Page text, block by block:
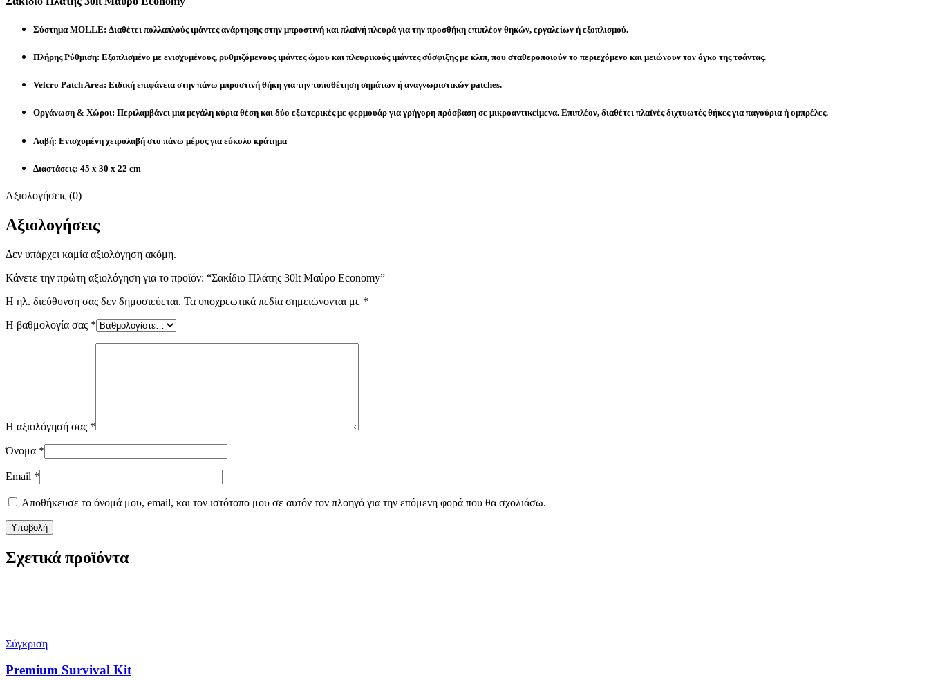
Σύστημα MOLLE: Διαθέτει πολλαπλούς ιμάντες ανάρτησης στην μπροστινή και πλαϊνή πλευρά για την προσθήκη επιπλέον θηκών, εργαλείων ή εξοπλισμού.
Πλήρης Ρύθμιση: Εξοπλισμένο με ενισχυμένους, ρυθμιζόμενους ιμάντες ώμου και πλευρικούς ιμάντες σύσφιξης με κλιπ, που σταθεροποιούν το περιεχόμενο και μειώνουν τον όγκο της τσάντας.
Velcro Patch Area: Ειδική επιφάνεια στην πάνω μπροστινή θήκη για την τοποθέτηση σημάτων ή αναγνωριστικών patches.
Οργάνωση & Χώροι: Περιλαμβάνει μια μεγάλη κύρια θέση και δύο εξωτερικές με φερμουάρ για γρήγορη πρόσβαση σε μικροαντικείμενα. Επιπλέον, διαθέτει πλαϊνές διχτυωτές θήκες για παγούρια ή ομπρέλες.
Λαβή: Ενισχυμένη χειρολαβή στο πάνω μέρος για εύκολο κράτημα
Διαστάσεις: 45 x 30 x 22 cm
Αξιολογήσεις (0)
Αξιολογήσεις
Δεν υπάρχει καμία αξιολόγηση ακόμη.
Κάνετε την πρώτη αξιολόγηση για το προϊόν: “Σακίδιο Πλάτης 30lt Μαύρο Economy”
Η ηλ. διεύθυνση σας δεν δημοσιεύεται. Τα υποχρεωτικά πεδία σημειώνονται με *
Η βαθμολογία σας *
Η αξιολόγησή σας *
Όνομα *
Email *
Αποθήκευσε το όνομά μου, email, και τον ιστότοπο μου σε αυτόν τον πλοηγό για την επόμενη φορά που θα σχολιάσω.
Σχετικά προϊόντα
Σύγκριση
Premium Survival Kit